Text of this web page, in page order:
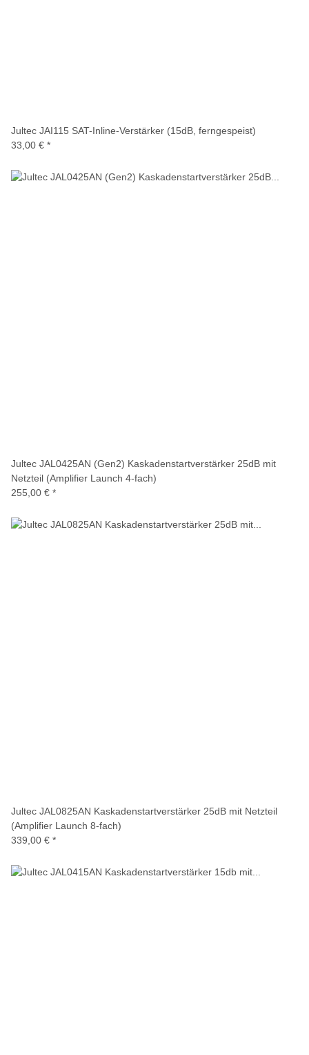
Jultec JAI115 SAT-Inline-Verstärker (15dB, ferngespeist)
33,00 € *
Jultec JAL0425AN (Gen2) Kaskadenstartverstärker 25dB mit
Netzteil (Amplifier Launch 4-fach)
255,00 € *
Jultec JAL0825AN Kaskadenstartverstärker 25dB mit Netzteil
(Amplifier Launch 8-fach)
339,00 € *